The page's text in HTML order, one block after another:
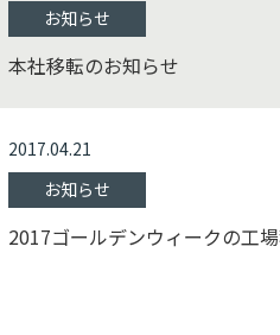
お知らせ
本社移転のお知らせ
2017.04.21
お知らせ
2017ゴールデンウィークの工